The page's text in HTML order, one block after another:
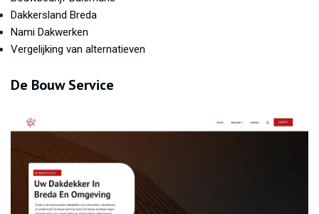
Dakkersland Breda
Nami Dakwerken
Vergelijking van alternatieven
De Bouw Service